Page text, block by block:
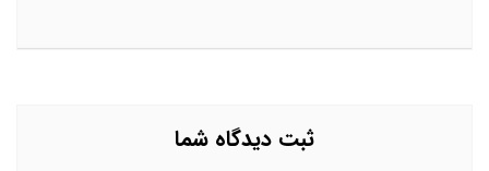
ثبت دیدگاه شما